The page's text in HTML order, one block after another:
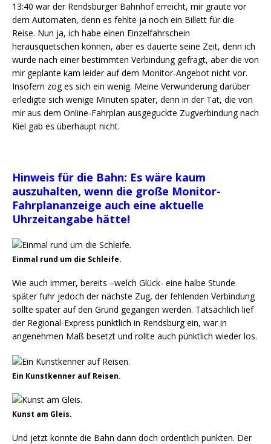
13:40 war der Rendsburger Bahnhof erreicht, mir graute vor
dem Automaten, denn es fehlte ja noch ein Billett für die
Reise. Nun ja, ich habe einen Einzelfahrschein
herausquetschen können, aber es dauerte seine Zeit, denn ich
wurde nach einer bestimmten Verbindung gefragt, aber die von
mir geplante kam leider auf dem Monitor-Angebot nicht vor.
Insofern zog es sich ein wenig. Meine Verwunderung darüber
erledigte sich wenige Minuten später, denn in der Tat, die von
mir aus dem Online-Fahrplan ausgeguckte Zugverbindung nach
Kiel gab es überhaupt nicht.
Hinweis für die Bahn: Es wäre kaum
auszuhalten, wenn die große Monitor-
Fahrplananzeige auch eine aktuelle
Uhrzeitangabe hätte!
Einmal rund um die Schleife.
Wie auch immer, bereits –welch Glück- eine halbe Stunde
später fuhr jedoch der nächste Zug, der fehlenden Verbindung
sollte später auf den Grund gegangen werden. Tatsächlich lief
der Regional-Express pünktlich in Rendsburg ein, war in
angenehmen Maß besetzt und rollte auch pünktlich wieder los.
Ein Kunstkenner auf Reisen.
Kunst am Gleis.
Und jetzt konnte die Bahn dann doch ordentlich punkten. Der